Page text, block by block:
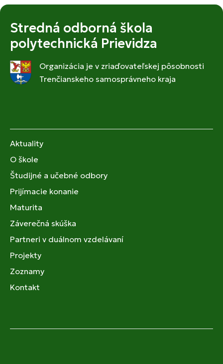
Stredná odborná škola
polytechnická Prievidza
Organizácia je v zriaďovateľskej pôsobnosti
Trenčianskeho samosprávneho kraja
Aktuality
O škole
Študijné a učebné odbory
Prijímacie konanie
Maturita
Záverečná skúška
Partneri v duálnom vzdelávaní
Projekty
Zoznamy
Kontakt